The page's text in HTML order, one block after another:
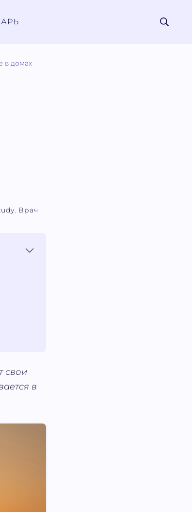
в домах
Врач
свои
в